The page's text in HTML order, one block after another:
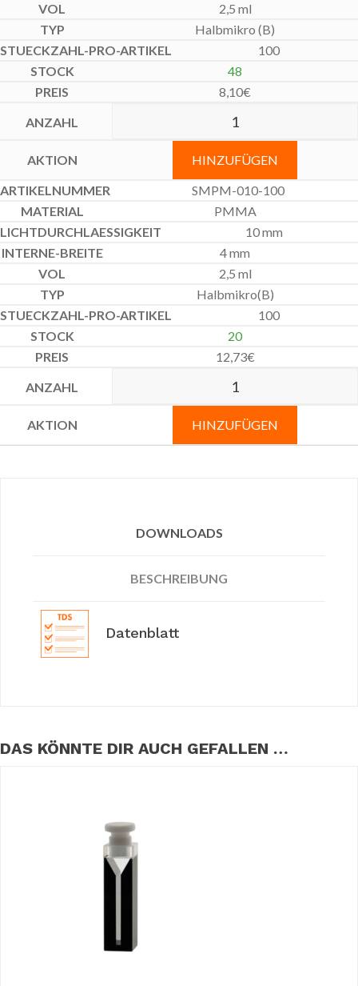
2,5 ml
Halbmikro (B)
100
48
8,10€
HINZUFÜGEN
SMPM-010-100
PMMA
10 mm
4 mm
2,5 ml
Halbmikro(B)
100
20
12,73€
HINZUFÜGEN
DOWNLOADS
BESCHREIBUNG
Datenblatt
DAS KÖNNTE DIR AUCH GEFALLEN …